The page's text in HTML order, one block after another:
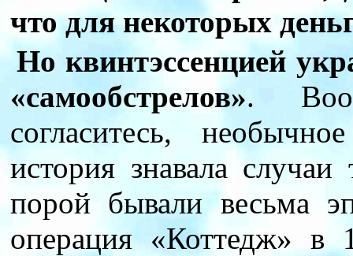
что для некоторых
Но квинтэссенцией
«самообстрелов».
согласитесь,
история знавала
порой бывали весьма
операция «Коттедж»